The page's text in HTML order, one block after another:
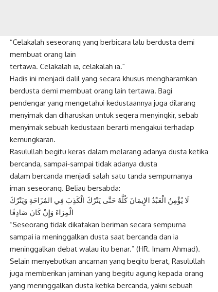
“Celakalah seseorang yang berbicara lalu berdusta demi
membuat orang lain
tertawa. Celakalah ia, celakalah ia.”
Hadis ini menjadi dalil yang secara khusus mengharamkan
berdusta demi membuat orang lain tertawa. Bagi
pendengar yang mengetahui kedustaannya juga dilarang
menyimak dan diharuskan untuk segera menyingkir, sebab
menyimak sebuah kedustaan berarti mengakui terhadap
kemungkaran.
Rasulullah begitu keras dalam melarang adanya dusta ketika
bercanda, sampai-sampai tidak adanya dusta
dalam bercanda menjadi salah satu tanda sempurnanya
iman seseorang. Beliau bersabda:
لَا يُؤْمِنُ الْعَبْدُ الإِيمَانَ كُلَّهُ حَتَّى يَتْرُكَ الْكَذِبَ فِي المُزَاحَةِ وَيَتْرُكَ
الْمِرَاءَ وَإِنْ كَانَ صَادِقًا
“Seseorang tidak dikatakan beriman secara sempurna
sampai ia meninggalkan dusta saat bercanda dan ia
meninggalkan debat walau itu benar.” (HR. Imam Ahmad).
Selain menyebutkan ancaman yang begitu berat, Rasulullah
juga memberikan jaminan yang begitu agung kepada orang
yang meninggalkan dusta ketika bercanda, yakni sebuah